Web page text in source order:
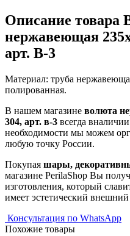
Описание товара
нержавеющая
арт. В-3
Материал: труба
полированная.
В нашем магазине волюта
304, арт. в-3 всегда
необходимости мы можем
любую точку России.
Покупая шары,
магазине PerilaShop Вы
изготовления, который
имеет эстетический
Консультация по WhatsApp
Похожие товары